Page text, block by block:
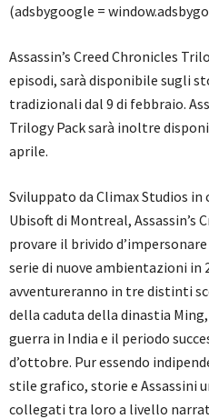
(adsbygoogle =
Assassin’s Creed Chronicles
episodi, sarà disponibile sugli
tradizionali dal 9 di febbraio.
Trilogy Pack sarà inoltre
aprile.
Sviluppato da Climax Studios
Ubisoft di Montreal, Assassin’s
provare il brivido
serie di nuove ambientazioni in
avventureranno in tre distinti
della caduta della dinastia
guerra in India e il periodo
d’ottobre. Pur essendo
stile grafico, storie e Assassini
collegati tra loro a livello